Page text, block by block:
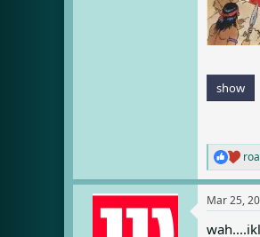
show
R
e
c
i
Mar 25,